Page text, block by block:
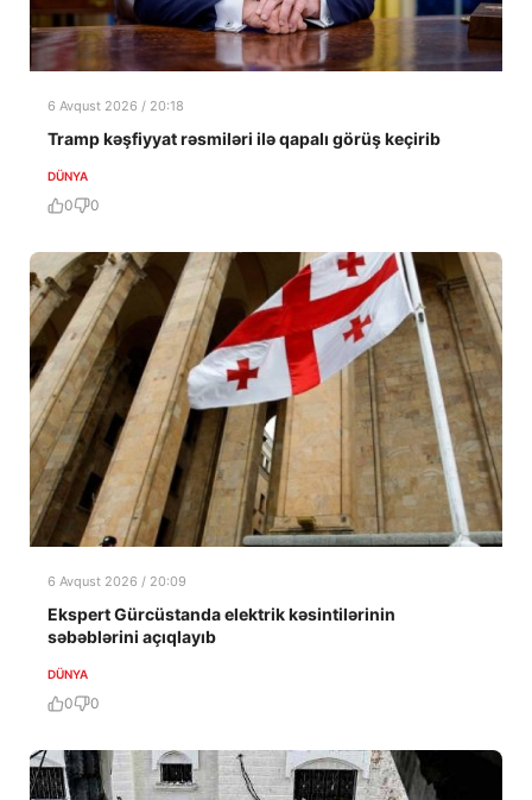
6 Avqust 2026 / 20:18
Tramp kəşfiyyat rəsmiləri ilə qapalı görüş keçirib
DÜNYA
0 0
6 Avqust 2026 / 20:09
Ekspert Gürcüstanda elektrik kəsintilərinin
səbəblərini açıqlayıb
DÜNYA
0 0